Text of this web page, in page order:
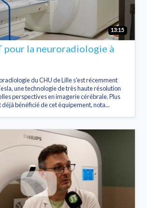
13:15
pour la neuroradiologie à
du CHU de Lille s'est récemment
une technologie de très haute résolution
perspectives en imagerie cérébrale. Plus
bénéficié de cet équipement, nota...